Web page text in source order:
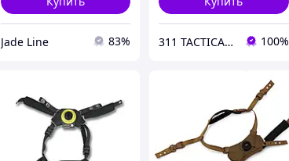
Jade Line 83% 311 TACTICAL™ 100%